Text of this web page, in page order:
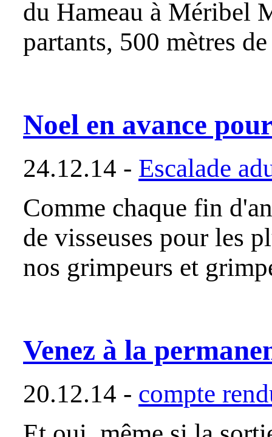
du Hameau à Méribel
partants, 500 mètres
Noel en avance
24.12.14 - Escalade
Comme chaque fin
de visseuses pour les
nos grimpeurs et
Venez à la
20.12.14 - compte